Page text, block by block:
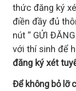
thức đăng ký
điền đầy đủ
nút ” GỬI
với thí sinh để
đăng ký xét
Để không bỏ lỡ